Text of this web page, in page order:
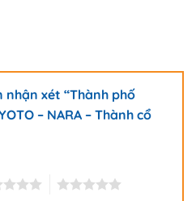
xét “Thành phố
– NARA – Thành cổ